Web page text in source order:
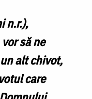
n.r.),
să ne
alt chivot,
care